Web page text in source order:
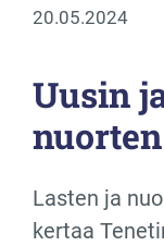
20.05.2024
Uusin
Lasten ja
kertaa